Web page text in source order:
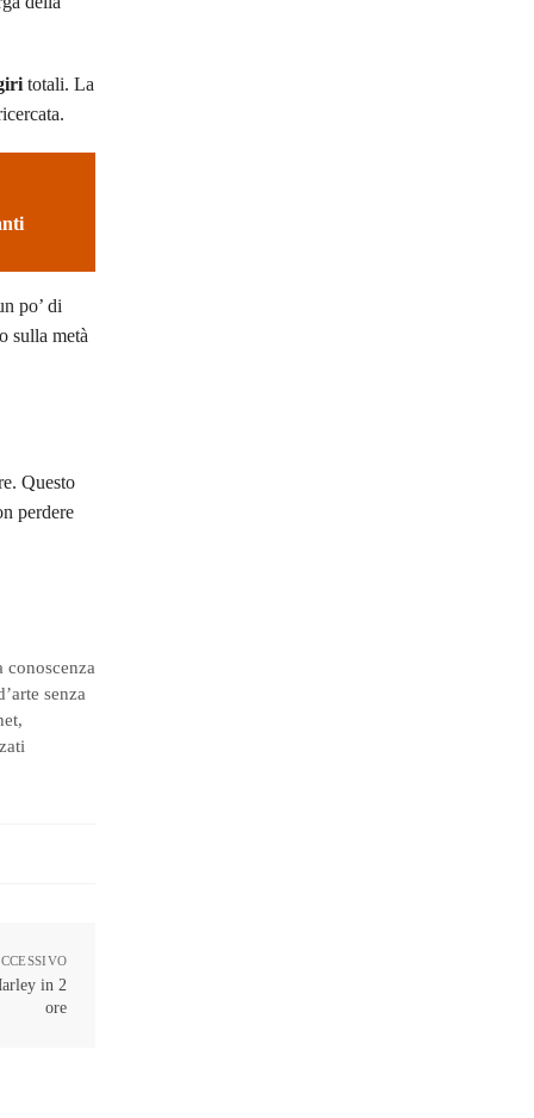
totali. La
po’ di
sulla metà
Questo
perdere
conoscenza
senza
in 2
ore